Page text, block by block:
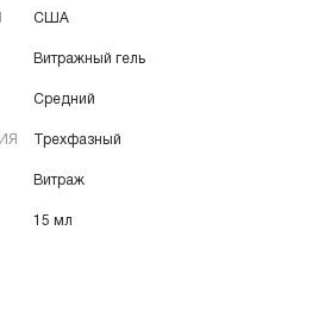
США
Витражный гель
Средний
Трехфазный
Витраж
15 мл